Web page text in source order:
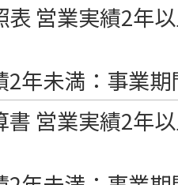
表 営業実績2年
2年未満：事業期
書 営業実績2年